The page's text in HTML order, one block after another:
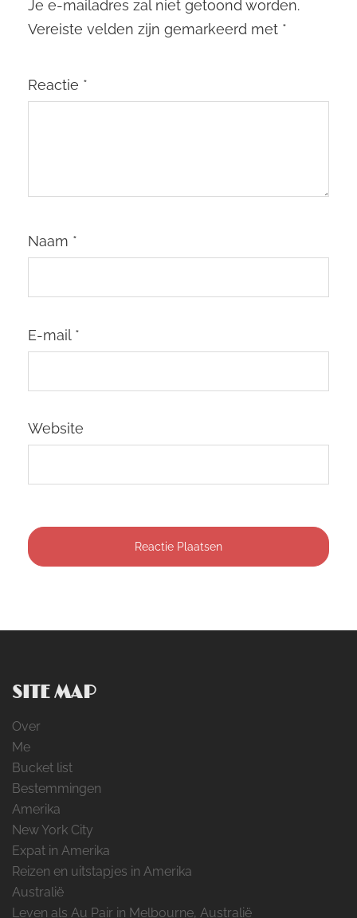
Je e-mailadres zal niet getoond worden.
Vereiste velden zijn gemarkeerd met *
Reactie *
Naam *
E-mail *
Website
SITE MAP
Over
Me
Bucket list
Bestemmingen
Amerika
New York City
Expat in Amerika
Reizen en uitstapjes in Amerika
Australië
Leven als Au Pair in Melbourne, Australië